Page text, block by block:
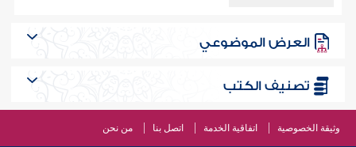
العرض الموضوعي
تصنيف الكتب
وثيقة الخصوصية اتفاقية الخدمة اتصل بنا من نحن